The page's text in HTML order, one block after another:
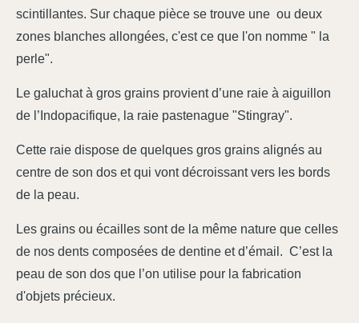
scintillantes. Sur chaque pièce se trouve une ou deux
zones blanches allongées, c'est ce que l'on nomme " la
perle".
Le galuchat à gros grains provient d’une raie à aiguillon
de l’Indopacifique, la raie pastenague "Stingray".
Cette raie dispose de quelques gros grains alignés au
centre de son dos et qui vont décroissant vers les bords
de la peau.
Les grains ou écailles sont de la même nature que celles
de nos dents composées de dentine et d’émail. C’est la
peau de son dos que l’on utilise pour la fabrication
d'objets précieux.